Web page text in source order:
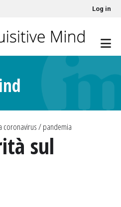
User account menuLog in
coronavirus / pandemia
sul